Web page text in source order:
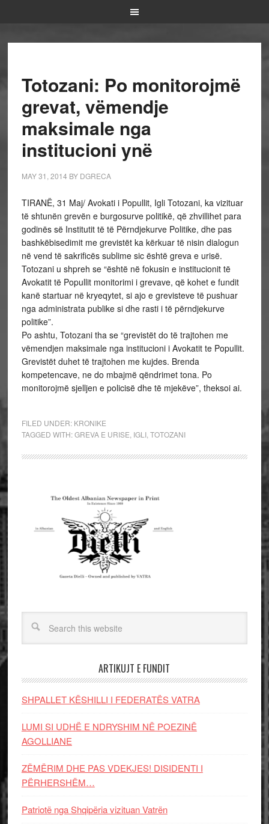
Totozani: Po monitorojmë
grevat, vëmendje
maksimale nga
institucioni ynë
MAY 31, 2014 BY DGRECA
TIRANË, 31 Maj/ Avokati i Popullit, Igli Totozani, ka vizituar
të shtunën grevën e burgosurve politikë, që zhvillihet para
godinës së Institutit të të Përndjekurve Politike, dhe pas
bashkëbisedimit me grevistët ka kërkuar të nisin dialogun
në vend të sakrificës sublime sic është greva e urisë.
Totozani u shpreh se “është në fokusin e institucionit të
Avokatit të Popullit monitorimi i grevave, që kohet e fundit
kanë startuar në kryeqytet, si ajo e grevisteve të pushuar
nga administrata publike si dhe rasti i të përndjekurve
politike”.
Po ashtu, Totozani tha se “grevistët do të trajtohen me
vëmendjen maksimale nga institucioni i Avokatit te Popullit.
Grevistët duhet të trajtohen me kujdes. Brenda
kompetencave, ne do mbajmë qëndrimet tona. Po
monitorojmë sjelljen e policisë dhe të mjekëve”, theksoi ai.
FILED UNDER: KRONIKE
TAGGED WITH:GREVA E URISE IGLI, TOTOZANI
ARTIKUJT E FUNDIT
SHPALLET KËSHILLI I FEDERATËS VATRA
LUMI SI UDHË E NDRYSHIM NË POEZINË
AGOLLIANE
ZËMËRIM DHE PAS VDEKJES! DISIDENTI I
PËRHERSHËM…
Patriotë nga Shqipëria vizituan Vatrën